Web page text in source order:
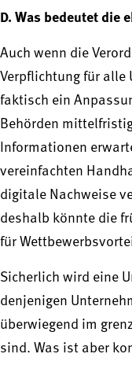
D. Was bedeutet die
Auch wenn die
Verpflichtung für alle
faktisch ein
Behörden
Informationen
vereinfachten
digitale Nachweise
deshalb könnte die
für
Sicherlich wird eine
denjenigen
überwiegend im
sind. Was ist aber